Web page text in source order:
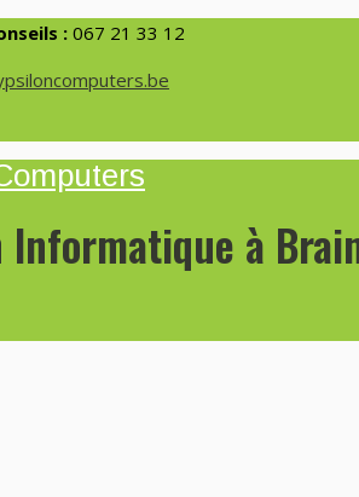
: 067 21 33 12
Informatique à